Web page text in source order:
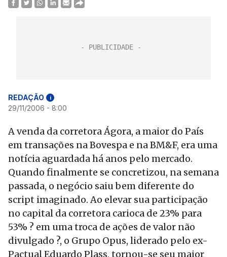
REDAÇÃO i
29/11/2006 - 8:00
A venda da corretora Ágora, a maior do País
em transações na Bovespa e na BM&F, era uma
notícia aguardada há anos pelo mercado.
Quando finalmente se concretizou, na semana
passada, o negócio saiu bem diferente do
script imaginado. Ao elevar sua participação
no capital da corretora carioca de 23% para
53% ? em uma troca de ações de valor não
divulgado ?, o Grupo Opus, liderado pelo ex-
Pactual Eduardo Plass, tornou-se seu maior